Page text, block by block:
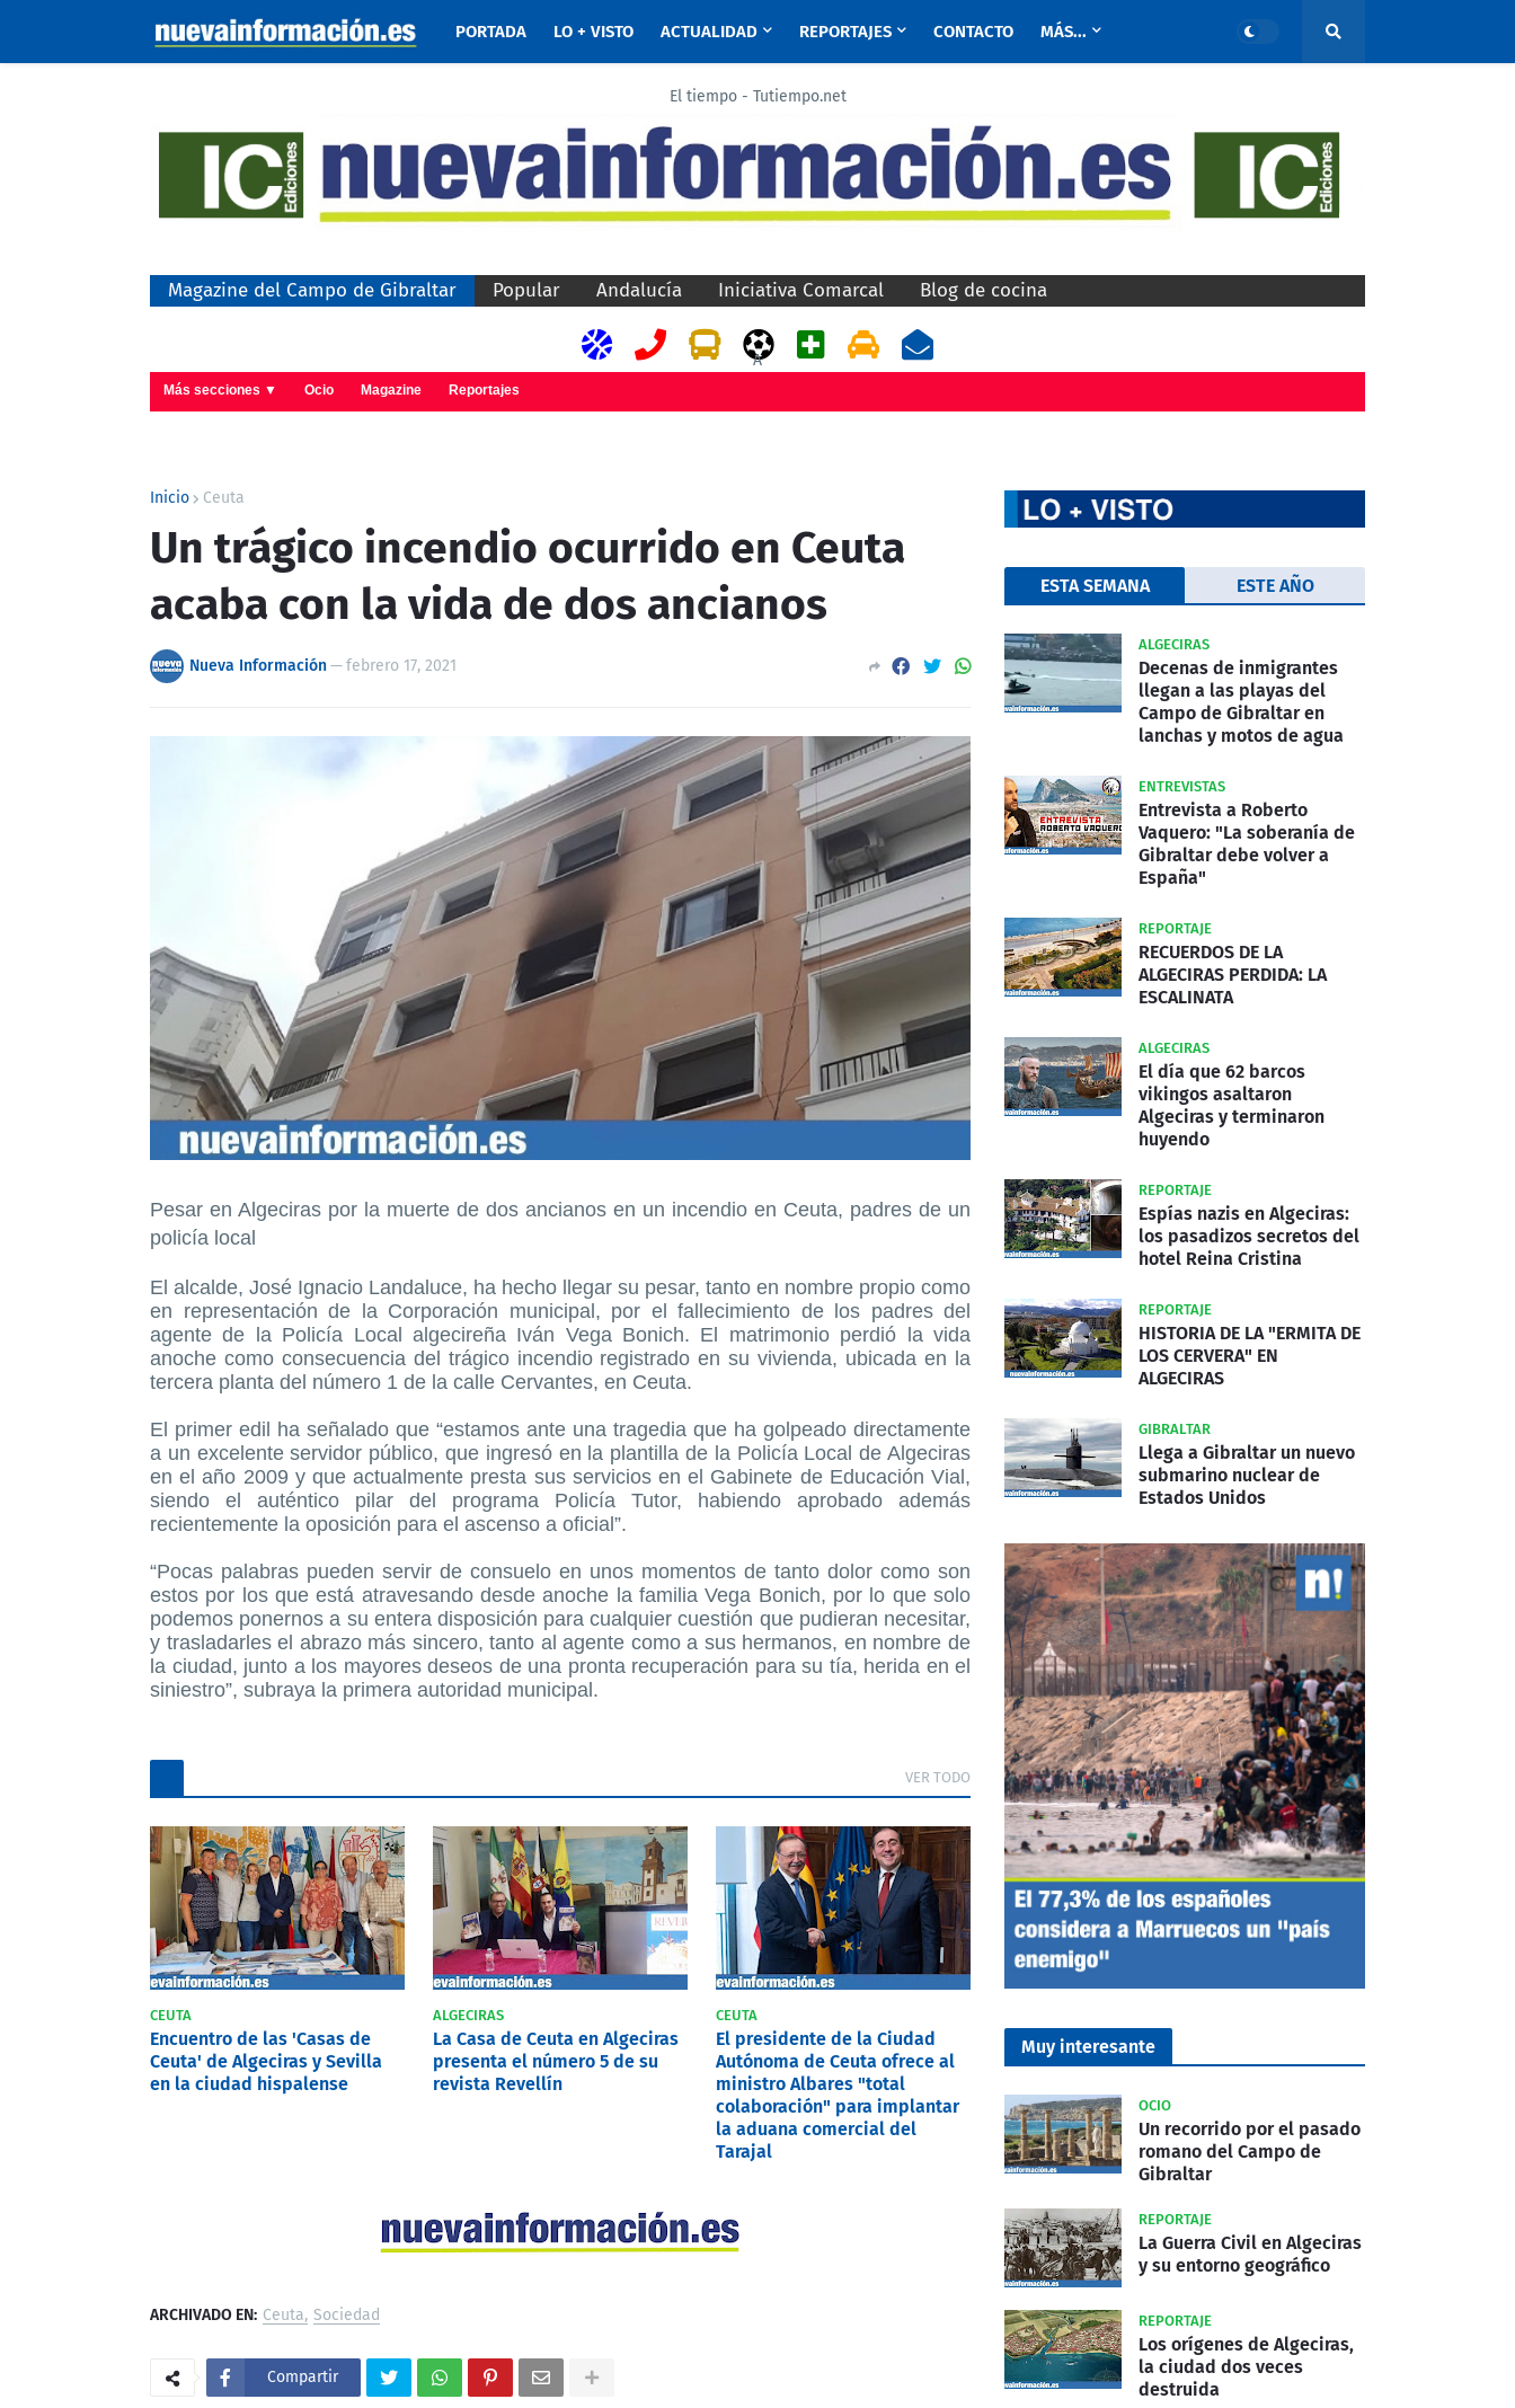
PORTADA LO + VISTO ACTUALIDAD REPORTAJES CONTACTO MÁS...
El tiempo - Tutiempo.net
Magazine del Campo de Gibraltar Popular Andalucía Iniciativa Comarcal Blog de cocina
A
Más secciones ▼ Ocio Magazine Reportajes
Inicio Ceuta
Un trágico incendio ocurrido en Ceuta
acaba con la vida de dos ancianos
Nueva Información—febrero 17, 2021
Pesar en Algeciras por la muerte de dos ancianos en un incendio en Ceuta, padres de un
policía local
El alcalde, José Ignacio Landaluce, ha hecho llegar su pesar, tanto en nombre propio como
en representación de la Corporación municipal, por el fallecimiento de los padres del
agente de la Policía Local algecireña Iván Vega Bonich. El matrimonio perdió la vida
anoche como consecuencia del trágico incendio registrado en su vivienda, ubicada en la
tercera planta del número 1 de la calle Cervantes, en Ceuta.
El primer edil ha señalado que “estamos ante una tragedia que ha golpeado directamente
a un excelente servidor público, que ingresó en la plantilla de la Policía Local de Algeciras
en el año 2009 y que actualmente presta sus servicios en el Gabinete de Educación Vial,
siendo el auténtico pilar del programa Policía Tutor, habiendo aprobado además
recientemente la oposición para el ascenso a oficial”.
“Pocas palabras pueden servir de consuelo en unos momentos de tanto dolor como son
estos por los que está atravesando desde anoche la familia Vega Bonich, por lo que solo
podemos ponernos a su entera disposición para cualquier cuestión que pudieran necesitar,
y trasladarles el abrazo más sincero, tanto al agente como a sus hermanos, en nombre de
la ciudad, junto a los mayores deseos de una pronta recuperación para su tía, herida en el
siniestro”, subraya la primera autoridad municipal.
VER TODO
CEUTA
Encuentro de las 'Casas de
Ceuta' de Algeciras y Sevilla
en la ciudad hispalense
ALGECIRAS
La Casa de Ceuta en Algeciras
presenta el número 5 de su
revista Revellín
CEUTA
El presidente de la Ciudad
Autónoma de Ceuta ofrece al
ministro Albares "total
colaboración" para implantar
la aduana comercial del
Tarajal
ARCHIVADO EN: Ceuta Sociedad
Compartir
ESTA SEMANA ESTE AÑO
ALGECIRAS
Decenas de inmigrantes
llegan a las playas del
Campo de Gibraltar en
lanchas y motos de agua
ENTREVISTAS
Entrevista a Roberto
Vaquero: "La soberanía de
Gibraltar debe volver a
España"
REPORTAJE
RECUERDOS DE LA
ALGECIRAS PERDIDA: LA
ESCALINATA
ALGECIRAS
El día que 62 barcos
vikingos asaltaron
Algeciras y terminaron
huyendo
REPORTAJE
Espías nazis en Algeciras:
los pasadizos secretos del
hotel Reina Cristina
REPORTAJE
HISTORIA DE LA "ERMITA DE
LOS CERVERA" EN
ALGECIRAS
GIBRALTAR
Llega a Gibraltar un nuevo
submarino nuclear de
Estados Unidos
Muy interesante
OCIO
Un recorrido por el pasado
romano del Campo de
Gibraltar
REPORTAJE
La Guerra Civil en Algeciras
y su entorno geográfico
REPORTAJE
Los orígenes de Algeciras,
la ciudad dos veces
destruida